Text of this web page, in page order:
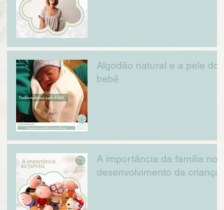
Algodão natural e a pele do
bebê
A importância da família no
desenvolvimento da criança